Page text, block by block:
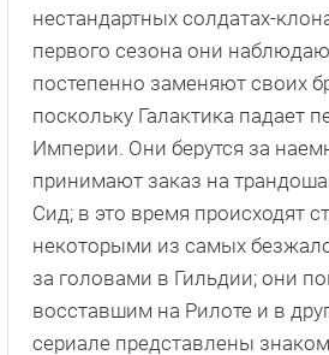
нестандартных солдатах-
первого сезона они
постепенно заменяют своих
поскольку Галактика падает
Империи. Они берутся за
принимают заказ на
Сид; в это время происходят
некоторыми из самых
за головами в Гильдии; они
восставшим на Рилоте и в
сериале представлены